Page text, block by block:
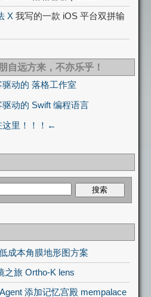
X 我写的一款 iOS 平台双拼输
自远方来，不亦乐乎！
动的 落格工作室
驱动的 Swift 编程语言
这里！！！←
成本角膜地形图方案
之旅 Ortho-K lens
添加记忆宫殿 mempalace